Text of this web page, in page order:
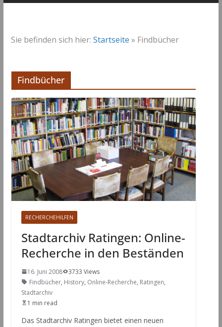
Sie befinden sich hier: Startseite » Findbücher
Findbücher
RECHERCHEHILFEN
Stadtarchiv Ratingen: Online-
Recherche in den Beständen
16. Juni 2008
3733 Views
Findbücher, History, Online-Recherche, Ratingen,
Stadtarchiv
1 min read
Das Stadtarchiv Ratingen bietet einen neuen